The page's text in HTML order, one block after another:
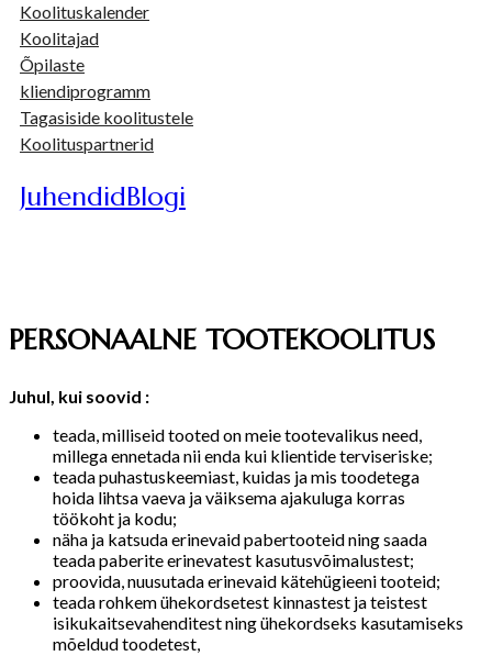
Koolituskalender
Koolitajad
Õpilaste
kliendiprogramm
Tagasiside koolitustele
Koolituspartnerid
JuhendidBlogi
PERSONAALNE TOOTEKOOLITUS
Juhul, kui soovid :
teada, milliseid tooted on meie tootevalikus need,
millega ennetada nii enda kui klientide terviseriske;
teada puhastuskeemiast, kuidas ja mis toodetega
hoida lihtsa vaeva ja väiksema ajakuluga korras
töökoht ja kodu;
näha ja katsuda erinevaid pabertooteid ning saada
teada paberite erinevatest kasutusvõimalustest;
proovida, nuusutada erinevaid kätehügieeni tooteid;
teada rohkem ühekordsetest kinnastest ja teistest
isikukaitsevahenditest ning ühekordseks kasutamiseks
mõeldud toodetest,